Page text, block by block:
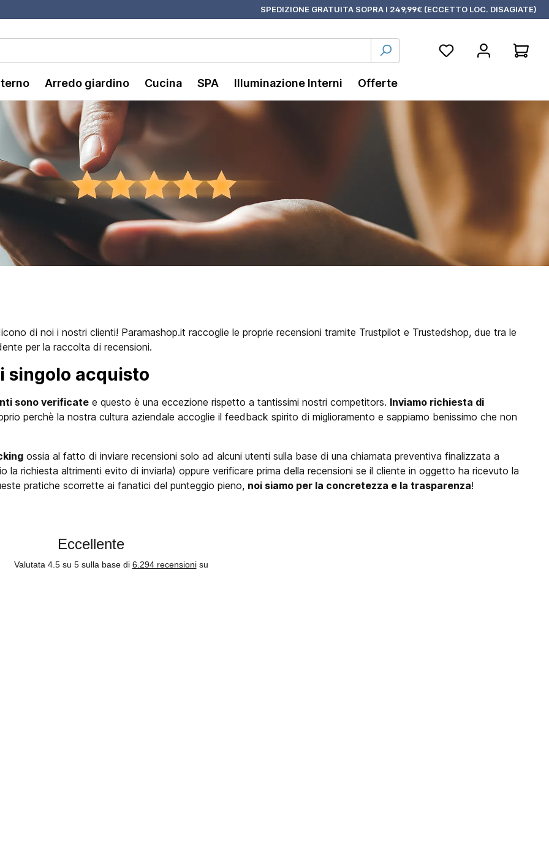
SPEDIZIONE GRATUITA SOPRA I 249,99€ (ECCETTO LOC. DISAGIATE)
Arredo giardino Cucina SPA Illuminazione Interni Offerte
di noi i nostri clienti! Paramashop.it raccoglie le proprie recensioni tramite Trustpilot e Trustedshop, due tra le
per la raccolta di recensioni.
singolo acquisto
sono verificate e questo è una eccezione rispetto a tantissimi nostri competitors. Inviamo richiesta di
perchè la nostra cultura aziendale accoglie il feedback spirito di miglioramento e sappiamo benissimo che non
ossia al fatto di inviare recensioni solo ad alcuni utenti sulla base di una chiamata preventiva finalizzata a
la richiesta altrimenti evito di inviarla) oppure verificare prima della recensioni se il cliente in oggetto ha ricevuto la
pratiche scorrette ai fanatici del punteggio pieno, noi siamo per la concretezza e la trasparenza!